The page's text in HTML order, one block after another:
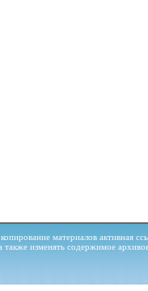
материалов активная
также изменять содержимое